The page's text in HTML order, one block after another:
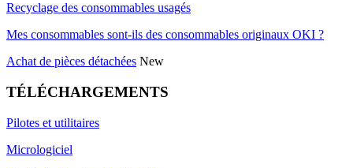
Recyclage des consommables usagés
Mes consommables sont-ils des consommables originaux OKI ?
Achat de pièces détachées New
TÉLÉCHARGEMENTS
Pilotes et utilitaires
Micrologiciel